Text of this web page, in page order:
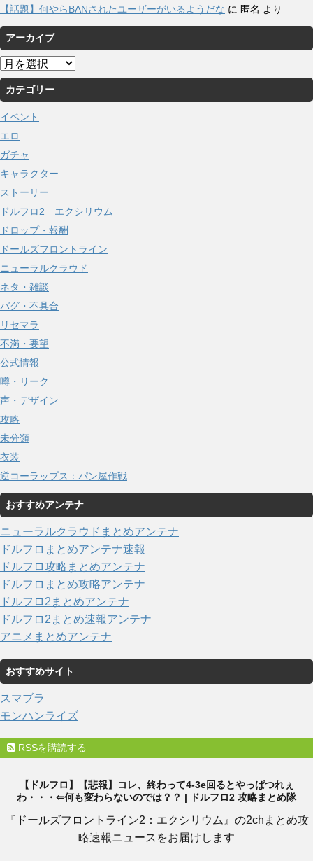
【話題】何やらBANされたユーザーがいるようだな に 匿名 より
アーカイブ
ア
ー
カ
イ
ブ
カテゴリー
イベント
エロ
ガチャ
キャラクター
ストーリー
ドルフロ2 エクシリウム
ドロップ・報酬
ドールズフロントライン
ニューラルクラウド
ネタ・雑談
バグ・不具合
リセマラ
不満・要望
公式情報
噂・リーク
声・デザイン
攻略
未分類
衣装
逆コーラップス：パン屋作戦
おすすめアンテナ
ニューラルクラウドまとめアンテナ
ドルフロまとめアンテナ速報
ドルフロ攻略まとめアンテナ
ドルフロまとめ攻略アンテナ
ドルフロ2まとめアンテナ
ドルフロ2まとめ速報アンテナ
アニメまとめアンテナ
おすすめサイト
スマブラ
モンハンライズ
RSSを購読する
【ドルフロ】【悲報】コレ、終わって4-3e回るとやっぱつれぇ
わ・・・⇐何も変わらないのでは？？ | ドルフロ2 攻略まとめ隊
『ドールズフロントライン2：エクシリウム』の2chまとめ攻
略速報ニュースをお届けします